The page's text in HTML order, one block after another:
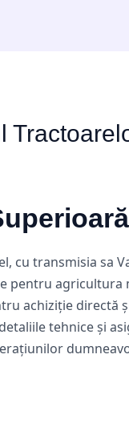
cu transmisia sa
pentru agricultura
achiziție directă
tehnice și